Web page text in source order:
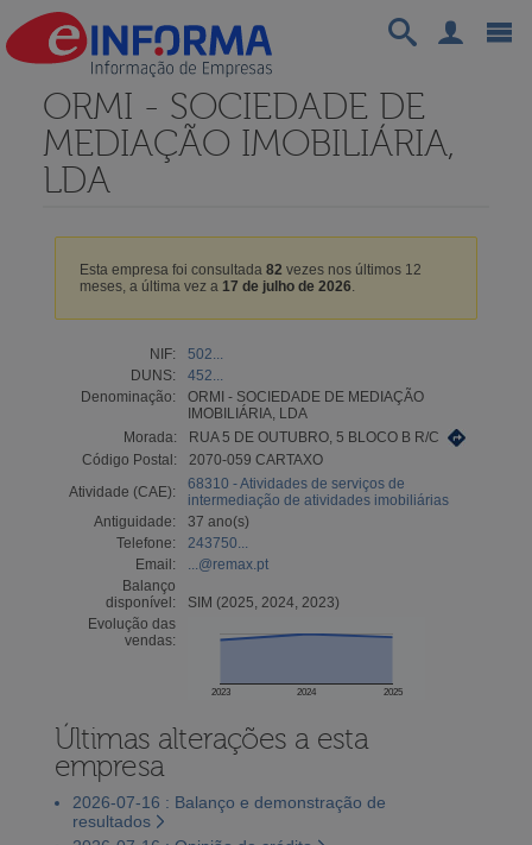
ORMI - SOCIEDADE DE
MEDIAÇÃO IMOBILIÁRIA,
LDA
Esta empresa foi consultada 82 vezes nos últimos 12
meses, a última vez a 17 de julho de 2026.
NIF:
502...
DUNS:
452...
Denominação:
ORMI - SOCIEDADE DE MEDIAÇÃO
IMOBILIÁRIA, LDA
Morada:
RUA 5 DE OUTUBRO, 5 BLOCO B R/C
Código Postal:
2070-059 CARTAXO
Atividade (CAE):
68310 - Atividades de serviços de
intermediação de atividades imobiliárias
Antiguidade:
37 ano(s)
Telefone:
243750...
Email:
...@remax.pt
Balanço
disponível:
SIM (2025, 2024, 2023)
Evolução das
vendas:
2023 2024 2025
Últimas alterações a esta
empresa
2026-07-16 : Balanço e demonstração de
resultados